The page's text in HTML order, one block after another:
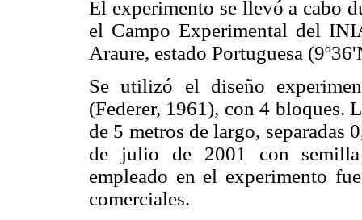
El experimento se llevó a cabo
el Campo Experimental del
Araure, estado Portuguesa
Se utilizó el diseño
(Federer, 1961), con 4 bloques.
de 5 metros de largo, separadas
de julio de 2001 con semilla
empleado en el experimento
comerciales.